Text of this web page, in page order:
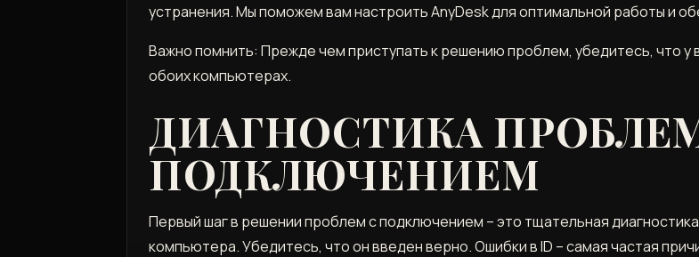
устранения. Мы поможем вам настроить AnyDesk для оптимальной работы и
Важно помнить: Прежде чем приступать к решению проблем, убедитесь, что у
обоих компьютерах.
ДИАГНОСТИКА
ПОДКЛЮЧЕНИЕМ
Первый шаг в решении проблем с подключением – это тщательная
компьютера. Убедитесь, что он введен верно. Ошибки в ID – самая частая